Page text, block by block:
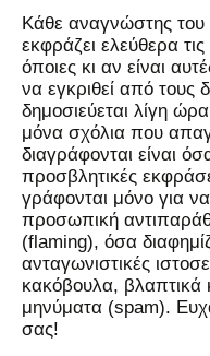
Kάθε αναγνώστης
εκφράζει ελεύθερα
όποιες κι αν είναι
να εγκριθεί από τους
δημοσιεύεται λίγη
μόνα σχόλια που
διαγράφονται είναι
προσβλητικές
γράφονται μόνο για
προσωπική
(flaming), όσα
ανταγωνιστικές
κακόβουλα,
μηνύματα (spam).
σας!